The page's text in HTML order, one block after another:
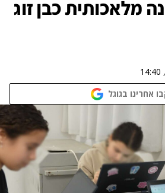
מלאכותית כבן זוג
אחרינו בגוגל